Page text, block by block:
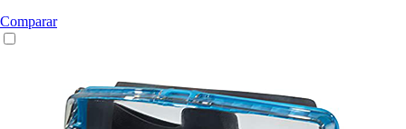
Comparar